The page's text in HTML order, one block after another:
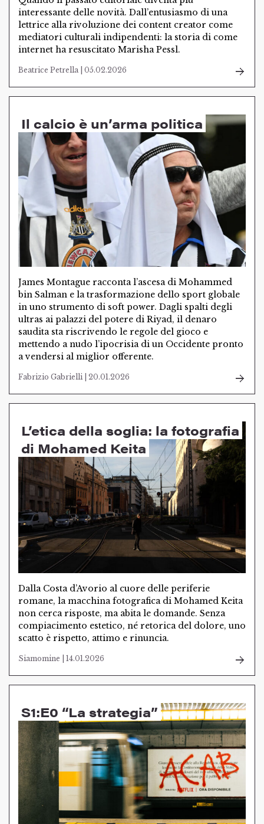
interessante delle novità. Dall’entusiasmo di una
lettrice alla rivoluzione dei content creator come
mediatori culturali indipendenti: la storia di come
internet ha resuscitato Marisha Pessl.
Beatrice Petrella | 05.02.2026
Il calcio è un’arma politica
James Montague racconta l’ascesa di Mohammed
bin Salman e la trasformazione dello sport globale
in uno strumento di soft power. Dagli spalti degli
ultras ai palazzi del potere di Riyad, il denaro
saudita sta riscrivendo le regole del gioco e
mettendo a nudo l’ipocrisia di un Occidente pronto
a vendersi al miglior offerente.
Fabrizio Gabrielli | 20.01.2026
L’etica della soglia: la fotografia
di Mohamed Keita
Dalla Costa d’Avorio al cuore delle periferie
romane, la macchina fotografica di Mohamed Keita
non cerca risposte, ma abita le domande. Senza
compiacimento estetico, né retorica del dolore, uno
scatto è rispetto, attimo e rinuncia.
Siamomine | 14.01.2026
S1:E0 “La strategia”